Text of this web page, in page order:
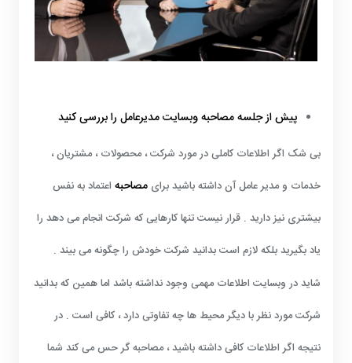
پیش از جلسه مصاحبه وبسایت مدیرعامل را بررسی کنید
بی شک اگر اطلاعات کاملی در مورد شرکت ، محصولات ، مشتریان ،
خدمات و مدیر عامل آن داشته باشید برایمصاحبه اعتماد به نفس
بیشتری نیز دارید . قرار نیست تنها کارهایی که شرکت انجام می دهد را
یاد بگیرید بلکه لازم است بدانید شرکت خودش را چگونه می بیند .
شاید در وبسایت اطلاعات مهمی وجود نداشته باشد اما همین که بدانید
شرکت مورد نظر با دیگر محیط ها چه تفاوتی دارد ، کافی است . در
نتیجه اگر اطلاعات کافی داشته باشید ، مصاحبه گر حس می کند شما